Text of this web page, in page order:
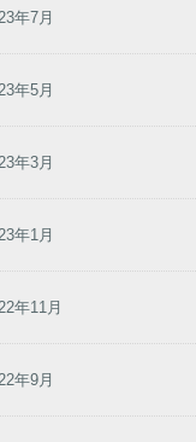
年7月
年5月
年3月
年1月
年11月
年9月